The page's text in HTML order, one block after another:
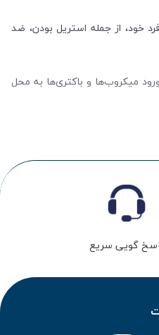
خود، از جمله استریل بودن، ضد
میکروب‌ها و باکتری‌ها به محل
چسب‌ها نقش مهمی در موفقیت
گویی سریع